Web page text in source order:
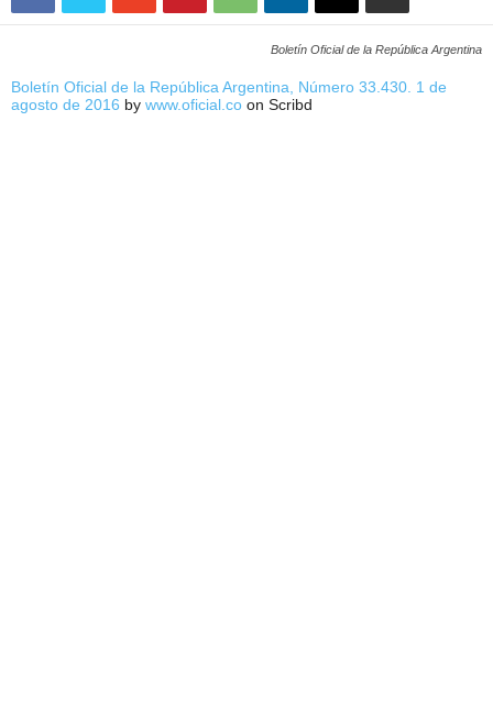
Boletín Oficial de la República Argentina
Boletín Oficial de la República Argentina, Número 33.430. 1 de
agosto de 2016 by www.oficial.co on Scribd